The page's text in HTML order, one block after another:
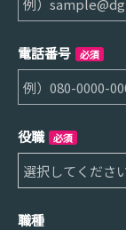
電話番号 必須
役職 必須
職種